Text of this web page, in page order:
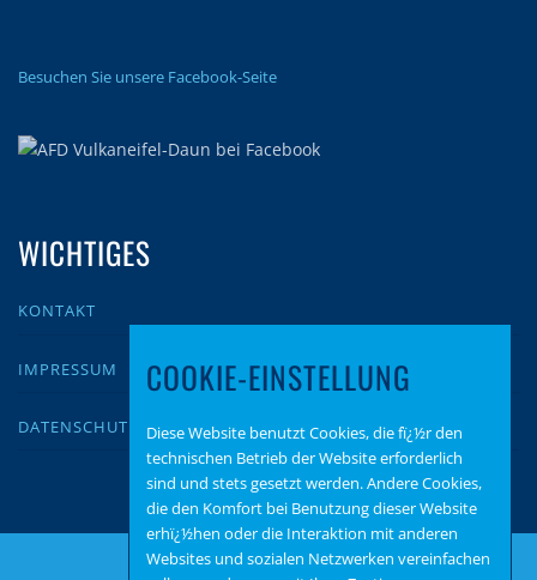
Besuchen Sie unsere Facebook-Seite
WICHTIGES
KONTAKT
IMPRESSUM
DATENSCHUTZ
COOKIE-EINSTELLUNG
Diese Website benutzt Cookies, die fï¿½r den
technischen Betrieb der Website erforderlich
sind und stets gesetzt werden. Andere Cookies,
die den Komfort bei Benutzung dieser Website
erhï¿½hen oder die Interaktion mit anderen
Websites und sozialen Netzwerken vereinfachen